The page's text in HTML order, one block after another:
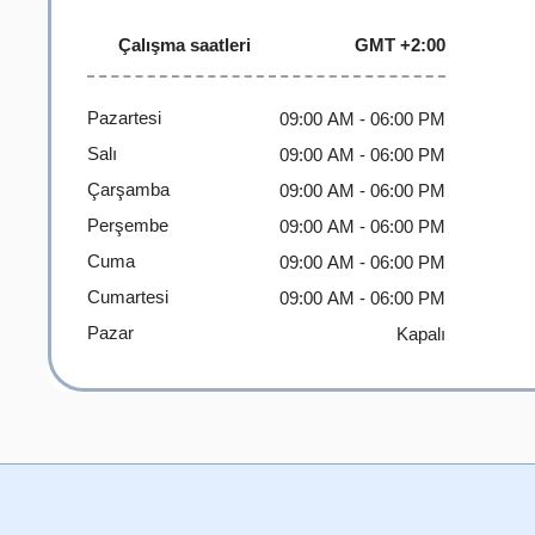
Çalışma saatleri GMT +2:00
Pazartesi 09:00 AM - 06:00 PM
Salı
09:00 AM - 06:00 PM
Çarşamba
09:00 AM - 06:00 PM
Perşembe
09:00 AM - 06:00 PM
Cuma
09:00 AM - 06:00 PM
Cumartesi
09:00 AM - 06:00 PM
Pazar
Kapalı